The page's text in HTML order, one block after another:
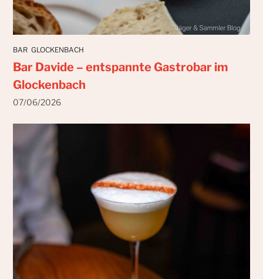
BAR GLOCKENBACH
Bar Davide – entspannte Gastrobar im
Glockenbach
07/06/2026